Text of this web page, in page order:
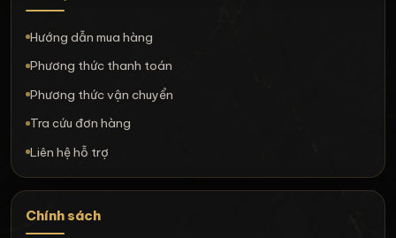
Hướng dẫn mua hàng
Phương thức thanh toán
Phương thức vận chuyển
Tra cứu đơn hàng
Liên hệ hỗ trợ
Chính sách